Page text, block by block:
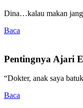
Dina…kalau makan
Baca
Pentingnya Ajari
“Dokter, anak saya
Baca